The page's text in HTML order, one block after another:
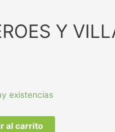
Y
existencias
al carrito